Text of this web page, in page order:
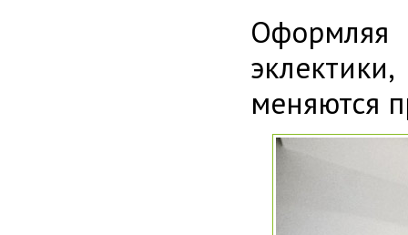
меняются